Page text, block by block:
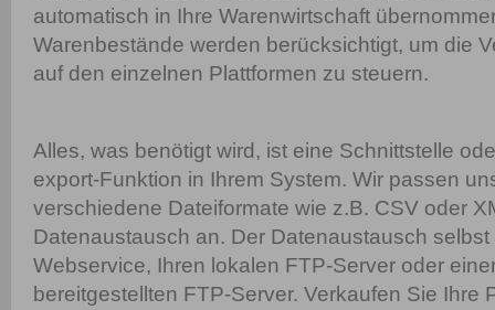
automatisch in Ihre Warenwirtschaft
Warenbestände werden berücksichtigt, um die
auf den einzelnen Plattformen zu steuern.
Alles, was benötigt wird, ist eine Schnittstelle
export-Funktion in Ihrem System. Wir passen
verschiedene Dateiformate wie z.B. CSV oder
Datenaustausch an. Der Datenaustausch
Webservice, Ihren lokalen FTP-Server oder
bereitgestellten FTP-Server. Verkaufen Sie Ihre